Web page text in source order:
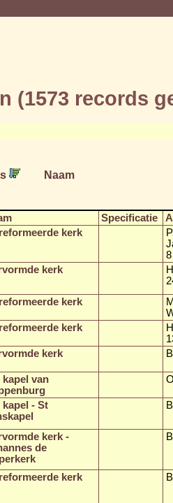
(1573 records
Naam
Specificatie
kerk
8
kerk
kerk
kerk
kerk
kapel van
kapel - St
kerk -
de
kerk